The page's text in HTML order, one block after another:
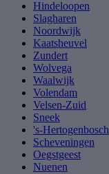
Hindeloopen
Slagharen
Noordwijk
Kaatsheuvel
Zundert
Wolvega
Waalwijk
Volendam
Velsen-Zuid
Sneek
's-Hertogenbosch
Scheveningen
Oegstgeest
Nuenen